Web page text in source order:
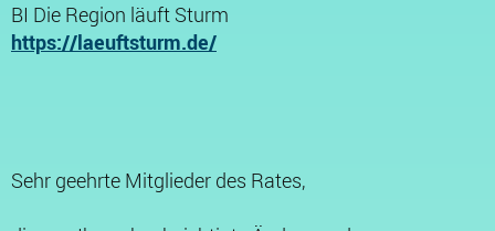
BI Die Region läuft Sturm
https://laeuftsturm.de/
Sehr geehrte Mitglieder des Rates,